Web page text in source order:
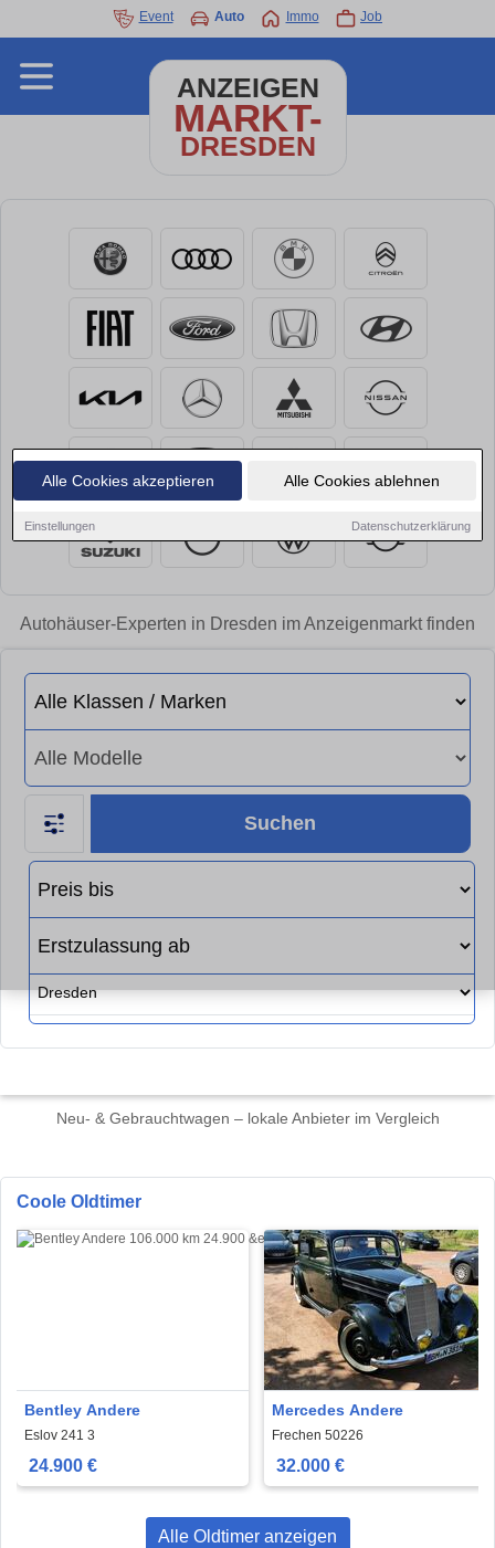
Alle Cookies akzeptieren Alle Cookies ablehnen
Einstellungen Datenschutzerklärung
Event Auto Immo Job
ANZEIGEN
MARKT-
DRESDEN
Autohäuser-Experten in Dresden im Anzeigenmarkt finden
Suchen
Neu- & Gebrauchtwagen – lokale Anbieter im Vergleich
Coole Oldtimer
Bentley Andere
Eslov 241 3
24.900 €
Mercedes Andere
Frechen 50226
32.000 €
Alle Oldtimer anzeigen